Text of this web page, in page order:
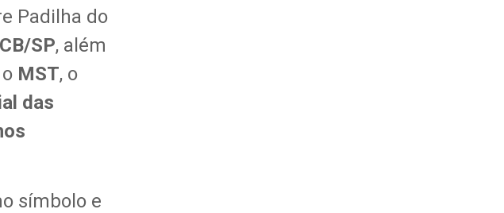
Padilha do
SP, além
MST, o
das
símbolo e